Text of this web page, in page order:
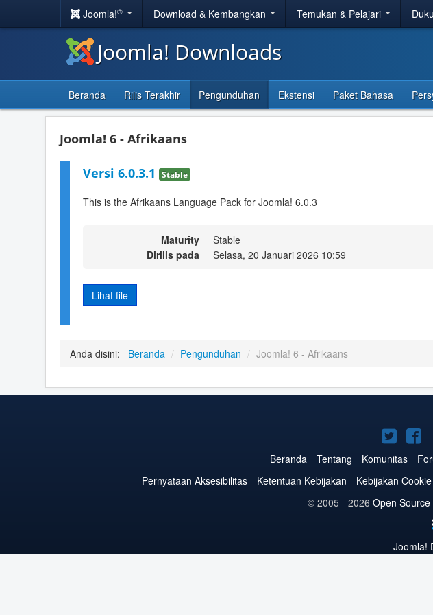
Joomla!® Download & Kembangkan Temukan & Pelajari
Joomla! Downloads
Beranda Rilis Terakhir Pengunduhan Ekstensi Paket Bahasa
Joomla! 6 - Afrikaans
Versi 6.0.3.1 Stable
This is the Afrikaans Language Pack for Joomla! 6.0.3
Maturity
Stable
Dirilis pada
Selasa, 20 Januari 2026 10:59
Lihat file
Anda disini: Beranda / Pengunduhan / Joomla! 6 - Afrikaans
Joomla!
di
Twitter
di
Beranda Tentang Komunitas
Pernyataan Aksesibilitas
Ketentuan Kebijakan Kebijakan Cookie
© 2005 - 2026 Open
Joomla!